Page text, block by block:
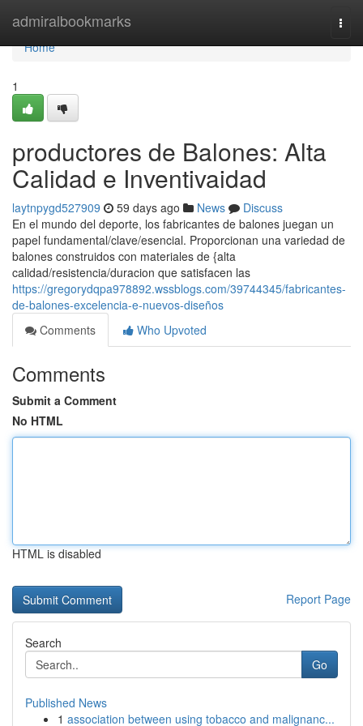
admiralbookmarks
Home
Home
1
productores de Balones: Alta
Calidad e Inventivaidad
laytnpygd527909 59 days ago News
Discuss
En el mundo del deporte, los fabricantes de balones juegan un
papel fundamental/clave/esencial. Proporcionan una variedad de
balones construidos con materiales de {alta
calidad/resistencia/duracion que satisfacen las
https://gregorydqpa978892.wssblogs.com/39744345/fabricantes-
de-balones-excelencia-e-nuevos-diseños
Comments
Who Upvoted
Comments
Submit a Comment
No HTML
HTML is disabled
Report Page
Search
Go
Published News
1 association between using tobacco and malignanc...